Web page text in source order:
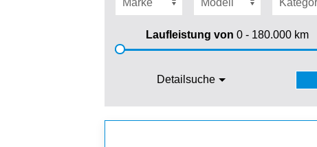
Laufleistung von 0 - 180.000km
Detailsuche